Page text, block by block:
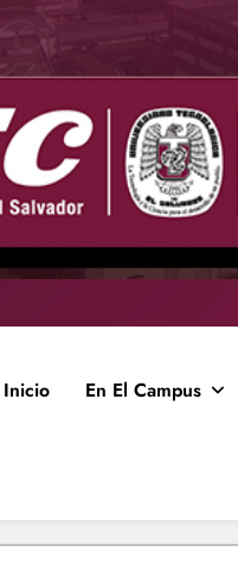
Inicio En El Campus